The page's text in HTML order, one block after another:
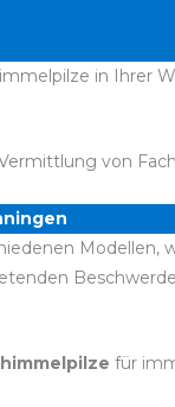
in Ihrer
von
Modellen,
für